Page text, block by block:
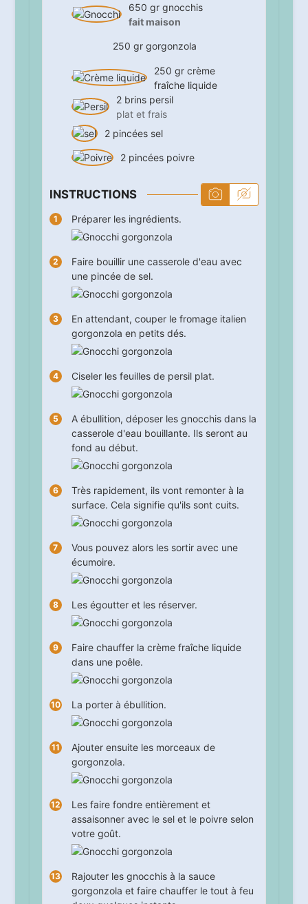
650 gr gnocchis
fait maison
250 gr gorgonzola
250 gr crème
fraîche liquide
2 brins persil
plat et frais
2 pincées sel
2 pincées poivre
INSTRUCTIONS
Préparer les ingrédients.
Faire bouillir une casserole d'eau avec
une pincée de sel.
En attendant, couper le fromage italien
gorgonzola en petits dés.
Ciseler les feuilles de persil plat.
A ébullition, déposer les gnocchis dans la
casserole d'eau bouillante. Ils seront au
fond au début.
Très rapidement, ils vont remonter à la
surface. Cela signifie qu'ils sont cuits.
Vous pouvez alors les sortir avec une
écumoire.
Les égoutter et les réserver.
Faire chauffer la crème fraîche liquide
dans une poêle.
La porter à ébullition.
Ajouter ensuite les morceaux de
gorgonzola.
Les faire fondre entièrement et
assaisonner avec le sel et le poivre selon
votre goût.
Rajouter les gnocchis à la sauce
gorgonzola et faire chauffer le tout à feu